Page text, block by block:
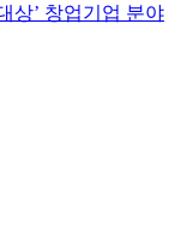
상’ 창업기업 분야